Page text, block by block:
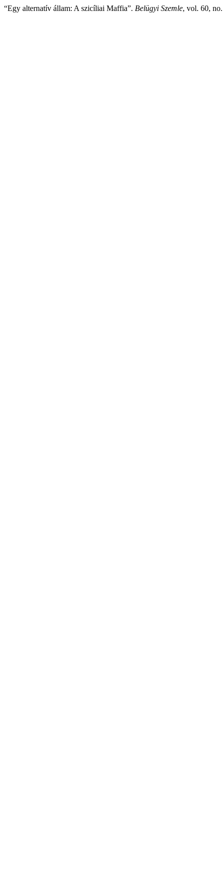
“Egy alternatív állam: A szicíliai Maffia”. Belügyi Szemle, vol. 60,